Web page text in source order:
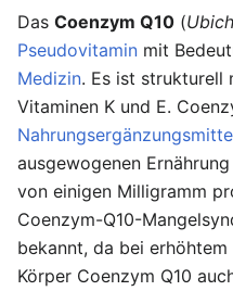
Das Coenzym Q10 (
Pseudovitamin mit
Medizin. Es ist strukturell
Vitaminen K und E.
ausgewogenen
von einigen Milligramm
Coenzym-Q10-
bekannt, da bei
Körper Coenzym Q10